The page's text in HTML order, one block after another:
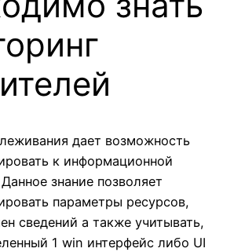
дает возможность
к информационной
знание позволяет
параметры ресурсов,
сведений а также учитывать,
1 win интерфейс либо UI